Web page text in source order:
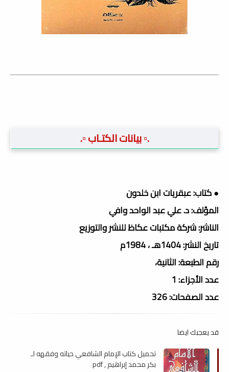
.▫️ بيانات الكتـاب ▫️.
● كتاب: عبقريات ابن خلدون
المؤلف: د. علي عبد الواحد وافي
الناشر: شركة مكتبات عكاظ للنشر والتوزيع
تاريخ النشر: 1404هـ ، 1984م
رقم الطبعة: الثانية،
عدد الأجزاء: 1
عدد الصفحات: 326
قد يعجبك ايضا
تحميل كتاب الإمام الشافعي حياته وفقهه لـ
بكر محمد إبراهيم , pdf